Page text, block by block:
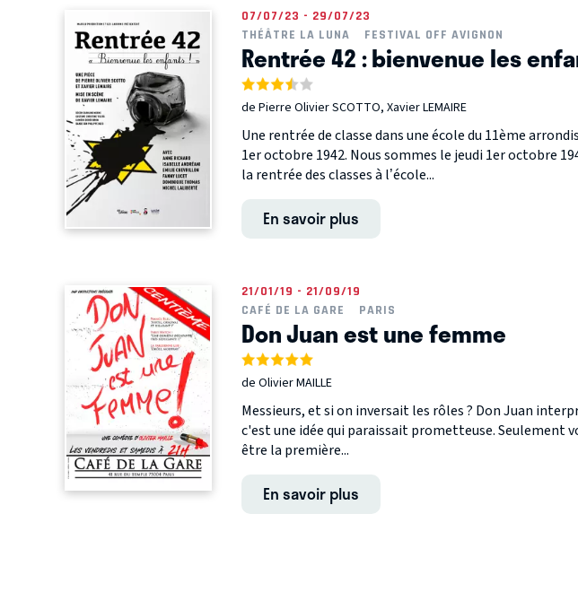
07/07/23 - 29/07/23
THÉÂTRE LA LUNA
FESTIVAL OFF AVIGNON
Rentrée 42 : bienvenue les
de Pierre Olivier SCOTTO, Xavier LEMAIRE
Une rentrée de classe dans une école du 11ème
1er octobre 1942. Nous sommes le jeudi 1er octobre
la rentrée des classes à l’école...
En savoir plus
21/01/19 - 21/09/19
CAFÉ DE LA GARE
PARIS
Don Juan est une femme
de Olivier MAILLE
Messieurs, et si on inversait les rôles ? Don Juan
c'est une idée qui paraissait prometteuse. Seulement
être la première...
En savoir plus